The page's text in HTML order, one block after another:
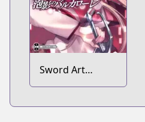
Sword Art
Online: